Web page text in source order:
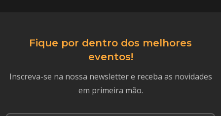
Fique por dentro dos melhores
eventos!
Inscreva-se na nossa newsletter e receba as novidades
em primeira mão.